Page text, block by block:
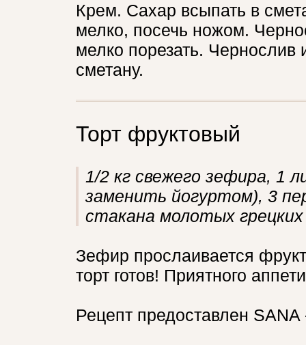
Крем. Сахар всыпать в
мелко, посечь ножом.
мелко порезать. Чернослив
сметану.
Торт фруктовый
1/2 кг свежего зефира, 1
заменить йогуртом), 3
стакана молотых грецких
Зефир прослаивается
торт готов! Приятного
Рецепт предоставлен